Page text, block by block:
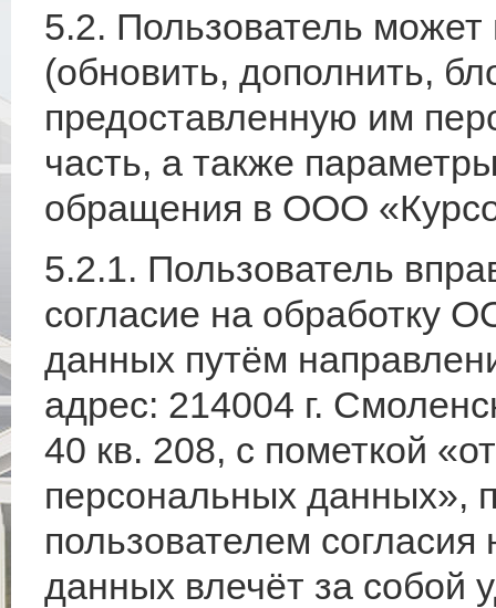
5.2. Пользователь
(обновить, дополнить,
предоставленную им
часть, а также
обращения в ООО
5.2.1. Пользователь
согласие на обработку
данных путём
адрес: 214004 г.
40 кв. 208, с пометкой
персональных данных»,
пользователем
данных влечёт за собой